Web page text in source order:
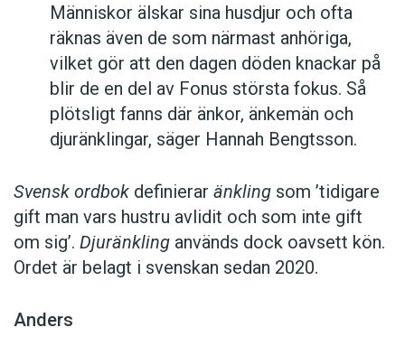
Människor älskar sina husdjur och ofta
räknas även de som närmast anhöriga,
vilket gör att den dagen döden knackar på
blir de en del av Fonus största fokus. Så
plötsligt fanns där änkor, änkemän och
djuränklingar, säger Hannah Bengtsson.
Svensk ordbok definierar änkling som ’tidigare
gift man vars hustru av­lidit och som inte gift
om sig’. Djuränkling används dock oavsett kön.
Ordet är belagt i svenskan sedan 2020.
Anders